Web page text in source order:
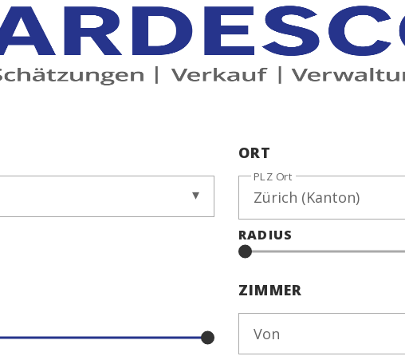
ORT
PLZ Ort
RADIUS
ZIMMER
Von